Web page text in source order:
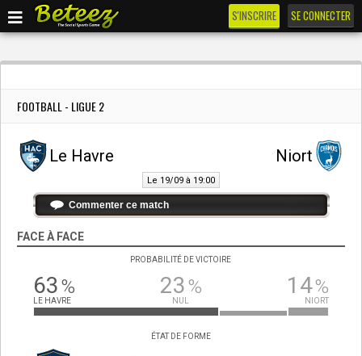
S'INSCRIRE SE CONNECTER
FOOTBALL - LIGUE 2
Le Havre Niort
Le 19/09 à 19:00
Commenter ce match
FACE À FACE
PROBABILITÉ DE VICTOIRE
63%
LE HAVRE
23%
NUL
14%
NIORT
ÉTAT DE FORME